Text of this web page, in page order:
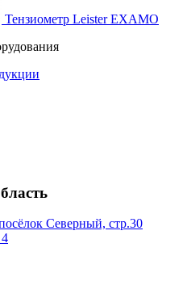
Тензиометр Leister EXAMO
Северный, стр.30